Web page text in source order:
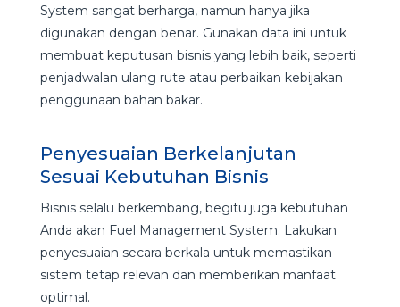
System sangat berharga, namun hanya jika
digunakan dengan benar. Gunakan data ini untuk
membuat keputusan bisnis yang lebih baik, seperti
penjadwalan ulang rute atau perbaikan kebijakan
penggunaan bahan bakar.
Penyesuaian Berkelanjutan
Sesuai Kebutuhan Bisnis
Bisnis selalu berkembang, begitu juga kebutuhan
Anda akan Fuel Management System. Lakukan
penyesuaian secara berkala untuk memastikan
sistem tetap relevan dan memberikan manfaat
optimal.